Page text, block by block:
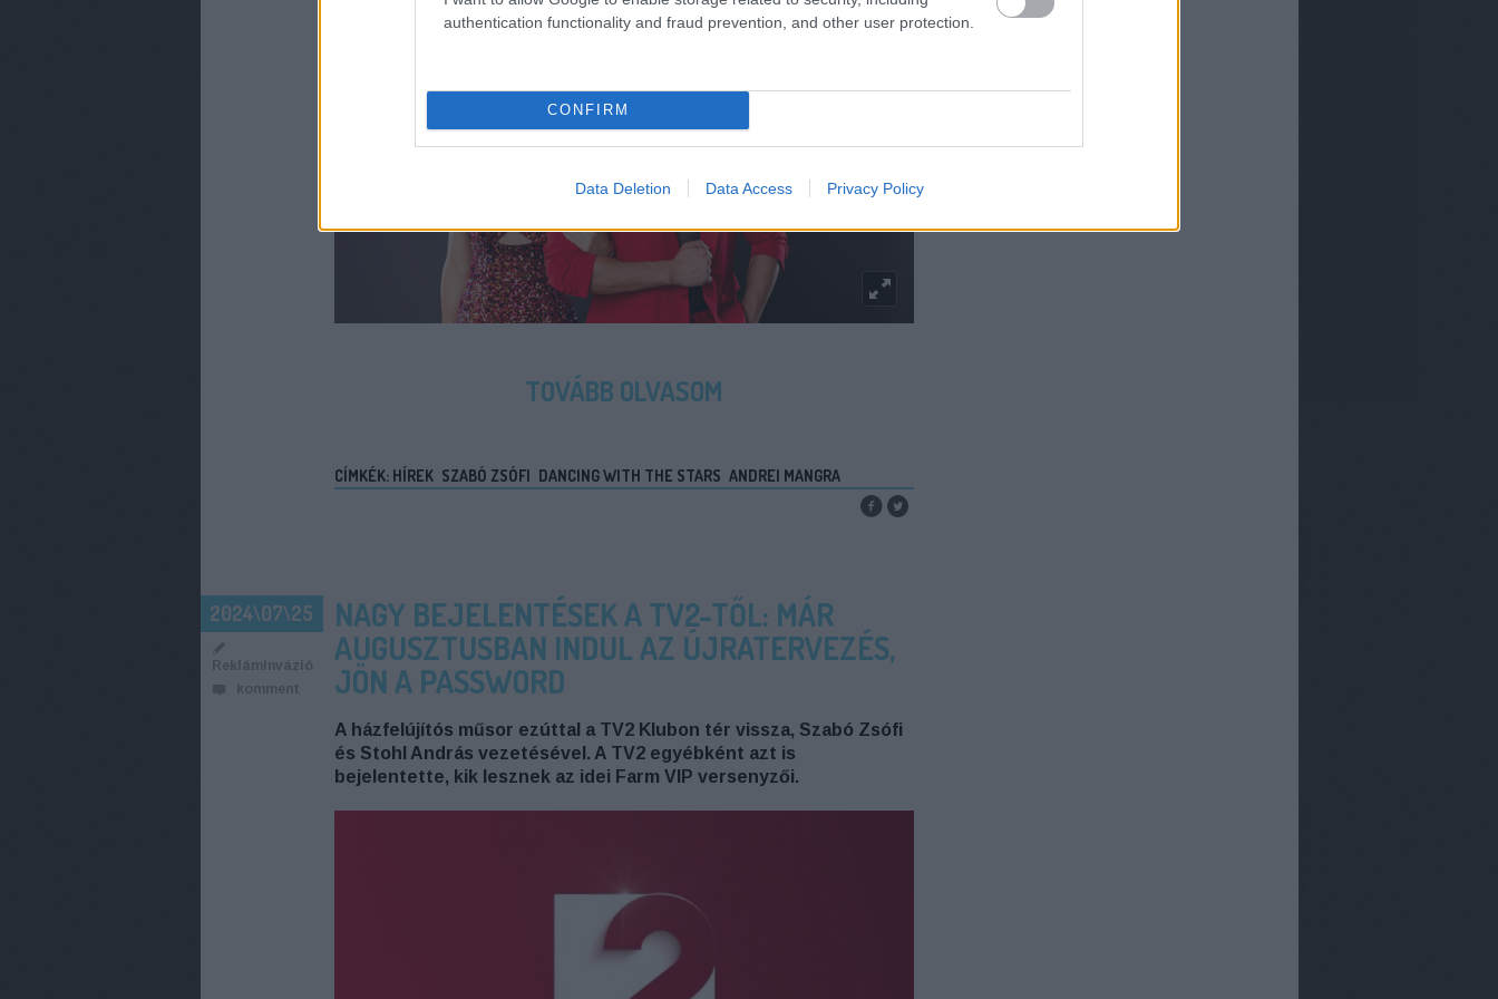
authentication functionality and fraud prevention, and other user protection.
CONFIRM
Data Deletion Data Access Privacy Policy
TOVÁBB OLVASOM
CÍMKÉK: HÍREK SZABÓ ZSÓFI DANCING WITH THE STARS ANDREI MANGRA
2024\07\25
ReklámInvázió
komment
NAGY BEJELENTÉSEK A TV2-TŐL: MÁR
AUGUSZTUSBAN INDUL AZ ÚJRATERVEZÉS,
JÖN A PASSWORD
A házfelújítós műsor ezúttal a TV2 Klubon tér vissza, Szabó Zsófi
és Stohl András vezetésével. A TV2 egyébként azt is
bejelentette, kik lesznek az idei Farm VIP versenyzői.